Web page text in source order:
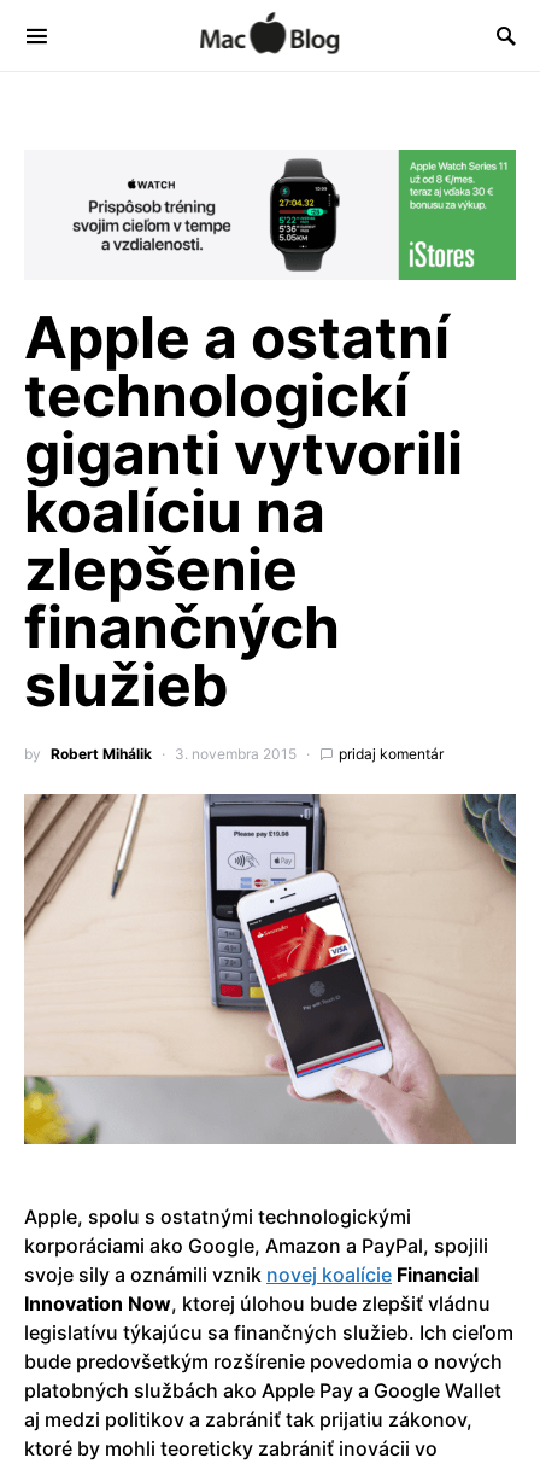
Apple a ostatní
technologickí
giganti vytvorili
koalíciu na
zlepšenie
finančných
služieb
by Robert Mihálik 3. novembra 2015 pridaj komentár
Apple, spolu s ostatnými technologickými
korporáciami ako Google, Amazon a PayPal, spojili
svoje sily a oznámili vznik novej koalície Financial
Innovation Now, ktorej úlohou bude zlepšiť vládnu
legislatívu týkajúcu sa finančných služieb. Ich cieľom
bude predovšetkým rozšírenie povedomia o nových
platobných službách ako Apple Pay a Google Wallet
aj medzi politikov a zabrániť tak prijatiu zákonov,
ktoré by mohli teoreticky zabrániť inovácii vo